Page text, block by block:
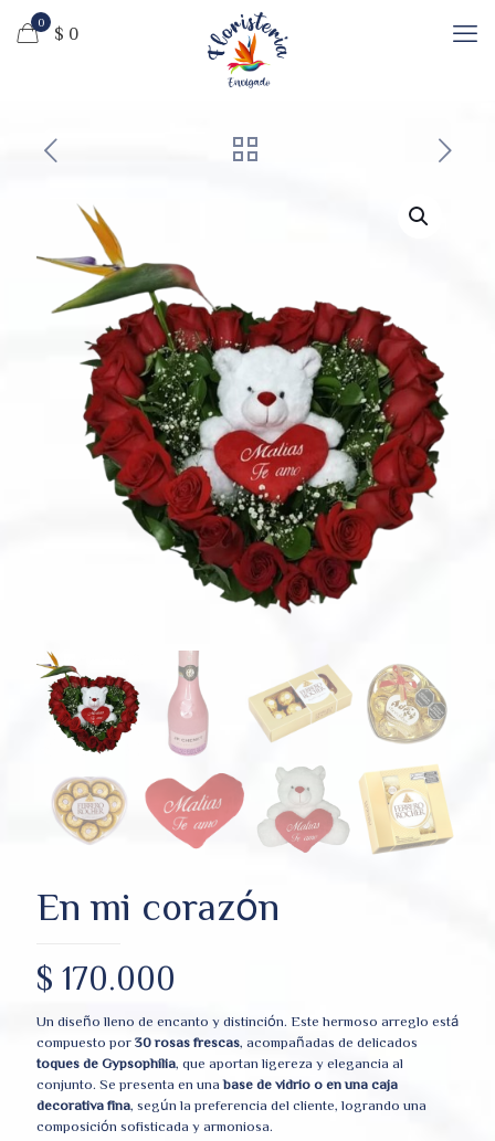
0
$ 0
En mi corazón
$ 170.000
Un diseño lleno de encanto y distinción. Este hermoso arreglo está
compuesto por 30 rosas frescas, acompañadas de delicados
toques de Gypsophilia, que aportan ligereza y elegancia al
conjunto. Se presenta en unabase de vidrio o en una caja
decorativa fina, según la preferencia del cliente, logrando una
composición sofisticada y armoniosa.